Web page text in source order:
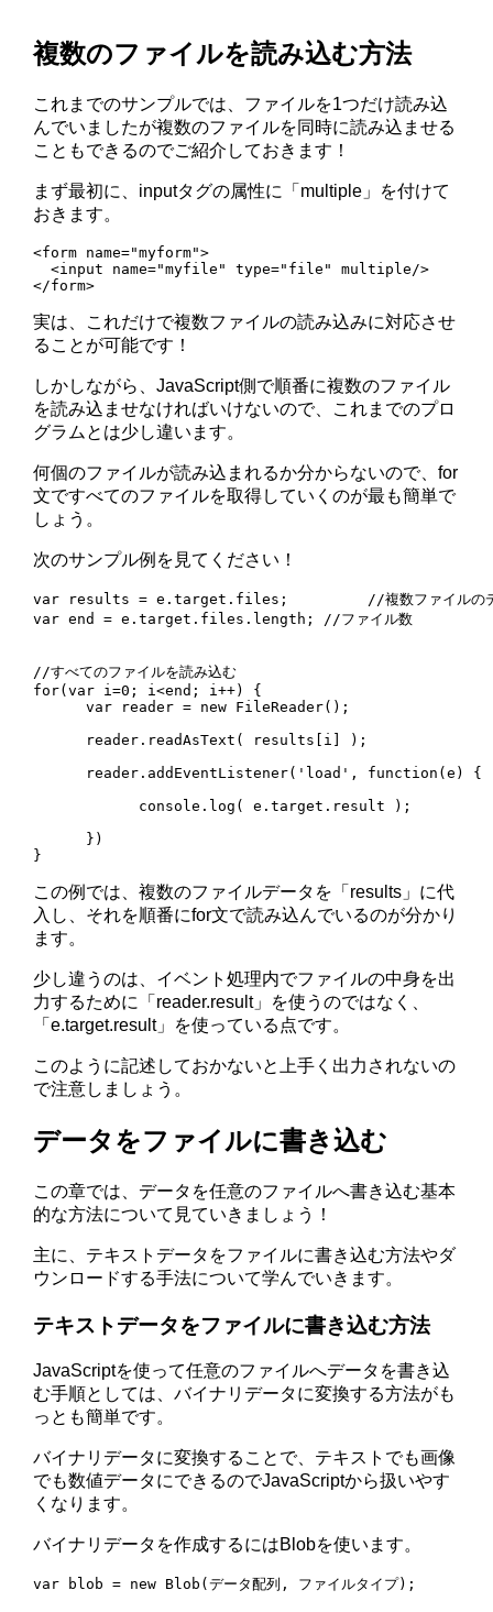
複数のファイルを読み込む方法
これまでのサンプルでは、ファイルを1つだけ読み込
んでいましたが複数のファイルを同時に読み込ませる
こともできるのでご紹介しておきます！
まず最初に、inputタグの属性に「multiple」を付けて
おきます。
<form name="myform">
  <input name="myfile" type="file" multiple/>
</form>
実は、これだけで複数ファイルの読み込みに対応させ
ることが可能です！
しかしながら、JavaScript側で順番に複数のファイル
を読み込ませなければいけないので、これまでのプロ
グラムとは少し違います。
何個のファイルが読み込まれるか分からないので、for
文ですべてのファイルを取得していくのが最も簡単で
しょう。
次のサンプル例を見てください！
var results = e.target.files;         //複数ファイルのデ
var end = e.target.files.length; //ファイル数
//すべてのファイルを読み込む
for(var i=0; i<end; i++) {
      var reader = new FileReader();
      reader.readAsText( results[i] );
      reader.addEventListener('load', function(e) {
            console.log( e.target.result );
      })
}
この例では、複数のファイルデータを「results」に代
入し、それを順番にfor文で読み込んでいるのが分かり
ます。
少し違うのは、イベント処理内でファイルの中身を出
力するために「reader.result」を使うのではなく、
「e.target.result」を使っている点です。
このように記述しておかないと上手く出力されないの
で注意しましょう。
データをファイルに書き込む
この章では、データを任意のファイルへ書き込む基本
的な方法について見ていきましょう！
主に、テキストデータをファイルに書き込む方法やダ
ウンロードする手法について学んでいきます。
テキストデータをファイルに書き込む方法
JavaScriptを使って任意のファイルへデータを書き込
む手順としては、バイナリデータに変換する方法がも
っとも簡単です。
バイナリデータに変換することで、テキストでも画像
でも数値データにできるのでJavaScriptから扱いやす
くなります。
バイナリデータを作成するにはBlobを使います。